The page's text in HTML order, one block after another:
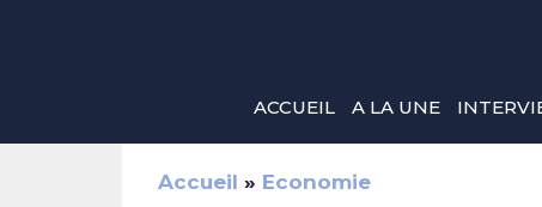
ACCUEIL A LA UNE
Accueil » Economie